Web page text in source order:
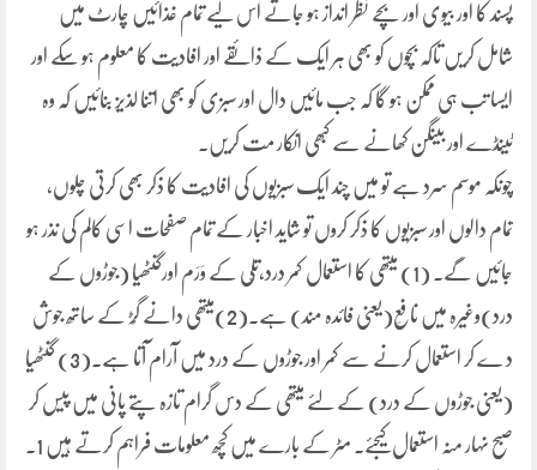
پسند کا اور بیوی اور بچے نظر انداز ہو جاتے اس لیے تمام غذائیں چارٹ میں
شامل کریں تاکہ بچوں کو بھی ہر ایک کے ذائقے اور افادیت کا معلوم ہو سکے اور
ایسا تب ہی ممکن ہو گا کہ جب مائیں دال اور سبزی کو بھی اتنا لذیز بنائیں کہ وہ
ٹینڈے اور بینگن کھانے سے کبھی انکار مت کریں۔
چونکہ موسم سرد ہے تو میں چند ایک سبزیوں کی افادیت کا ذکر بھی کرتی چلوں,
تمام دالوں اور سبزیوں کا ذکر کروں تو شاید اخبار کے تمام صفحات اسی کالم کی نذر ہو
جائیں گے۔ (1) میتھی کا استعمال کمر درد،تِلّی کے وَرَم اورگنٹھیا (جوڑوں کے
درد)وغیرہ میں نافِع(یعنی فائدہ مند) ہے۔(2)میتھی دانے گُڑ کے ساتھ جوش
د ے کر استعمال کرنے سے کمر اور جوڑوں کے درد میں آرام آتا ہے۔(3) گنٹھیا
(یعنی جوڑوں کے درد) کے لئے میتھی کے دس گرام تازہ پتے پانی میں پیس کر